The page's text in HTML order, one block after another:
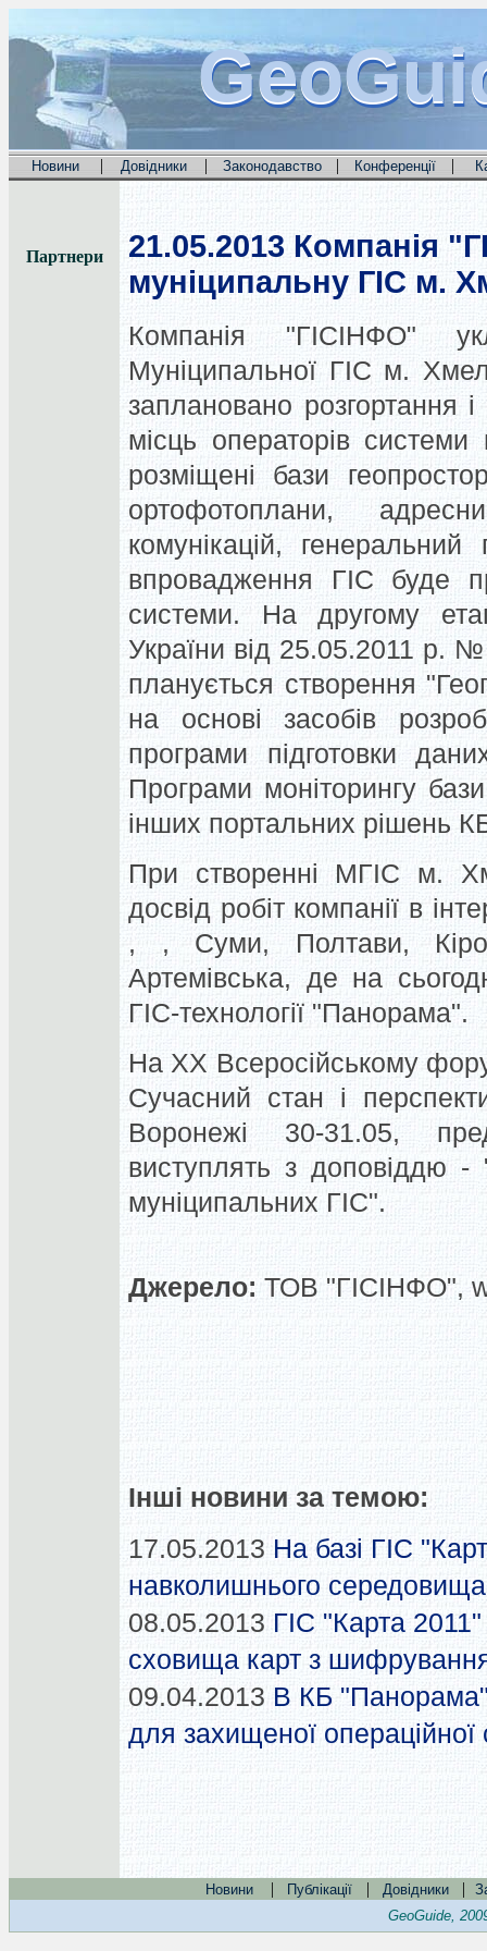
Новини | Довідники | Законодавство | Конференції |
Партнери 21.05.2013 Компанія
муніципальну ГІС м.
Компанія "ГІСІНФО"
Муніципальної ГІС м.
заплановано розгортання
місць операторів
розміщені бази
ортофотоплани,
комунікацій,
впровадження ГІС буде
системи. На другому
України від 25.05.2011 р.
планується створення
на основі засобів
програми підготовки
Програми моніторингу
інших портальних рішень
При створенні МГІС м.
досвід робіт компанії в
, , Суми, Полтави,
Артемівська, де на
ГІС-технології "Панорама".
На XX Всеросійському
Сучасний стан і
Воронежі 30-31.05,
виступлять з доповіддю -
муніципальних ГІС".
Джерело: ТОВ "ГІСІНФО",
Інші новини за темою:
17.05.2013 На базі ГІС
навколишнього
08.05.2013 ГІС "Карта
сховища карт з
09.04.2013 В КБ
для захищеної операційної
Новини | Публікації | Довідники |
GeoGuide,